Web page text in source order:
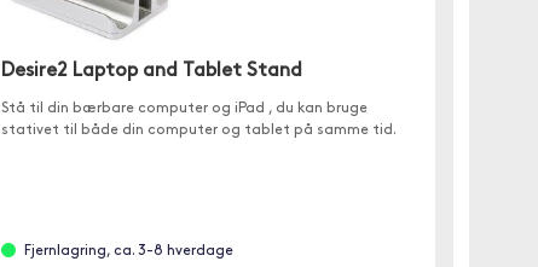
Desire2 Laptop and Tablet Stand
Stå til din bærbare computer og iPad , du kan bruge
stativet til både din computer og tablet på samme tid.
Fjernlagring, ca. 3-8 hverdage